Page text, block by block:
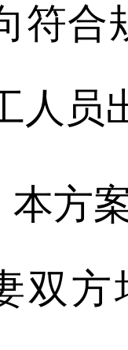
符合
人员
本方
双方